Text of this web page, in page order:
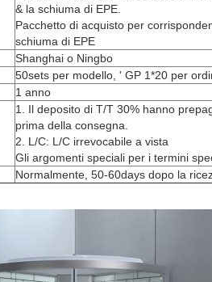
& la schiuma di EPE.
Pacchetto di acquisto per
schiuma di EPE
Shanghai o Ningbo
50sets per modello, ' GP 1*20 per
1 anno
1. Il deposito di T/T 30% hanno
prima della consegna.
2. L/C: L/C irrevocabile a vista
Gli argomenti speciali per i termini
Normalmente, 50-60days dopo la